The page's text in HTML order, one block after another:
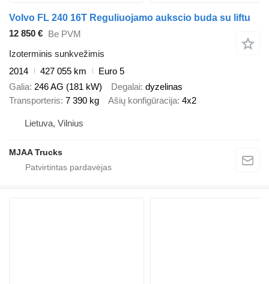
Volvo FL 240 16T Reguliuojamo aukscio buda su liftu
12 850 €
Be PVM
Izoterminis sunkvežimis
2014
427 055 km
Euro 5
Galia 246 AG (181 kW) Degalai dyzelinas
Transporteris 7 390 kg Ašių konfigūracija 4x2
Lietuva, Vilnius
MJAA Trucks